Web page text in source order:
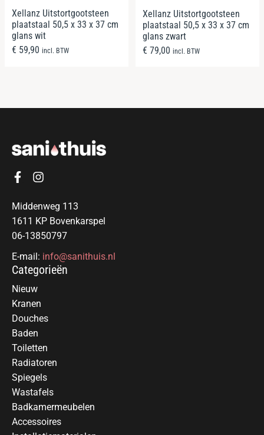
Xellanz Uitstortgootsteen
plaatstaal 50,5 x 33 x 37 cm
glans wit
€ 59,90 incl. BTW
Xellanz Uitstortgootsteen
plaatstaal 50,5 x 33 x 37 cm
glans zwart
€ 79,00 incl. BTW
Middenweg 113
1611 KP Bovenkarspel
06-13850797
E-mail: info@sanithuis.nl
Categorieën
Nieuw
Kranen
Douches
Baden
Toiletten
Radiatoren
Spiegels
Wastafels
Badkamermeubelen
Accessoires